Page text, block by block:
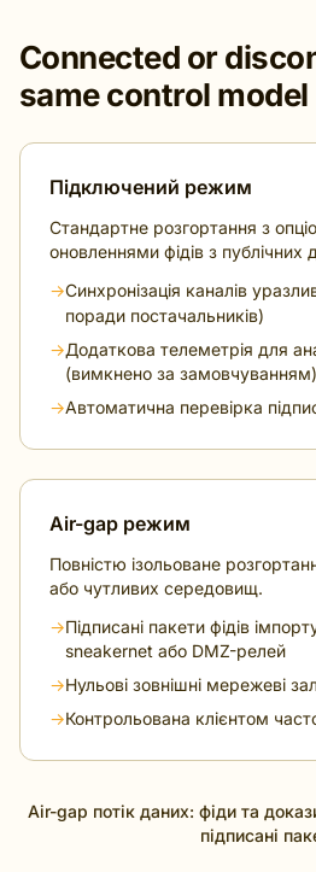
Connected or
same control model
Підключений режим
Стандартне розгортання з
оновленнями фідів з публічних
→Синхронізація каналів
поради постачальників)
→Додаткова телеметрія для
(вимкнено за замовчуванням)
→Автоматична перевірка
Air-gap режим
Повністю ізольоване
або чутливих середовищ.
→Підписані пакети фідів
sneakernet або DMZ-релей
→Нульові зовнішні мережеві
→Контрольована клієнтом
Air-gap потік даних: фіди та
підписані